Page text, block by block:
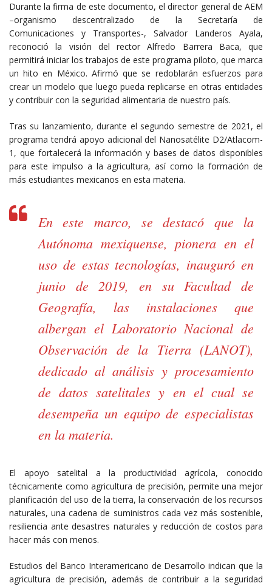
Durante la firma de este documento, el director general de AEM
–organismo descentralizado de la Secretaría de
Comunicaciones y Transportes-, Salvador Landeros Ayala,
reconoció la visión del rector Alfredo Barrera Baca, que
permitirá iniciar los trabajos de este programa piloto, que marca
un hito en México. Afirmó que se redoblarán esfuerzos para
crear un modelo que luego pueda replicarse en otras entidades
y contribuir con la seguridad alimentaria de nuestro país.
Tras su lanzamiento, durante el segundo semestre de 2021, el
programa tendrá apoyo adicional del Nanosatélite D2/Atlacom-
1, que fortalecerá la información y bases de datos disponibles
para este impulso a la agricultura, así como la formación de
más estudiantes mexicanos en esta materia.
En este marco, se destacó que la
Autónoma mexiquense, pionera en el
uso de estas tecnologías, inauguró en
junio de 2019, en su Facultad de
Geografía, las instalaciones que
albergan el Laboratorio Nacional de
Observación de la Tierra (LANOT),
dedicado al análisis y procesamiento
de datos satelitales y en el cual se
desempeña un equipo de especialistas
en la materia.
El apoyo satelital a la productividad agrícola, conocido
técnicamente como agricultura de precisión, permite una mejor
planificación del uso de la tierra, la conservación de los recursos
naturales, una cadena de suministros cada vez más sostenible,
resiliencia ante desastres naturales y reducción de costos para
hacer más con menos.
Estudios del Banco Interamericano de Desarrollo indican que la
agricultura de precisión, además de contribuir a la seguridad